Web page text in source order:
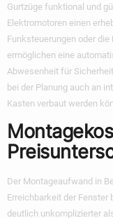
Gurtzüge funktional und
Elektromotoren einen
Funksteuerungen oder
ermöglichen eine
Abwesenheit für
bei der Planung auch an
Kasten verbaut werden
Der Montageaufwand in
Erreichbarkeit der
deutlich unkomplizierter